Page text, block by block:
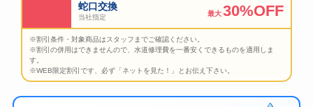
蛇口交換
当社指定 最大30%OFF
※割引条件・対象商品はスタッフまでご確認ください。
※割引の併用はできませんので、水道修理費を一番安くできるものを適用しま
す。
※WEB限定割引です、必ず「ネットを見た！」とお伝え下さい。